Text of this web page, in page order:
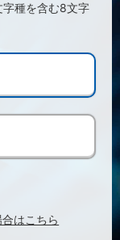
種を含む8文字
はこちら